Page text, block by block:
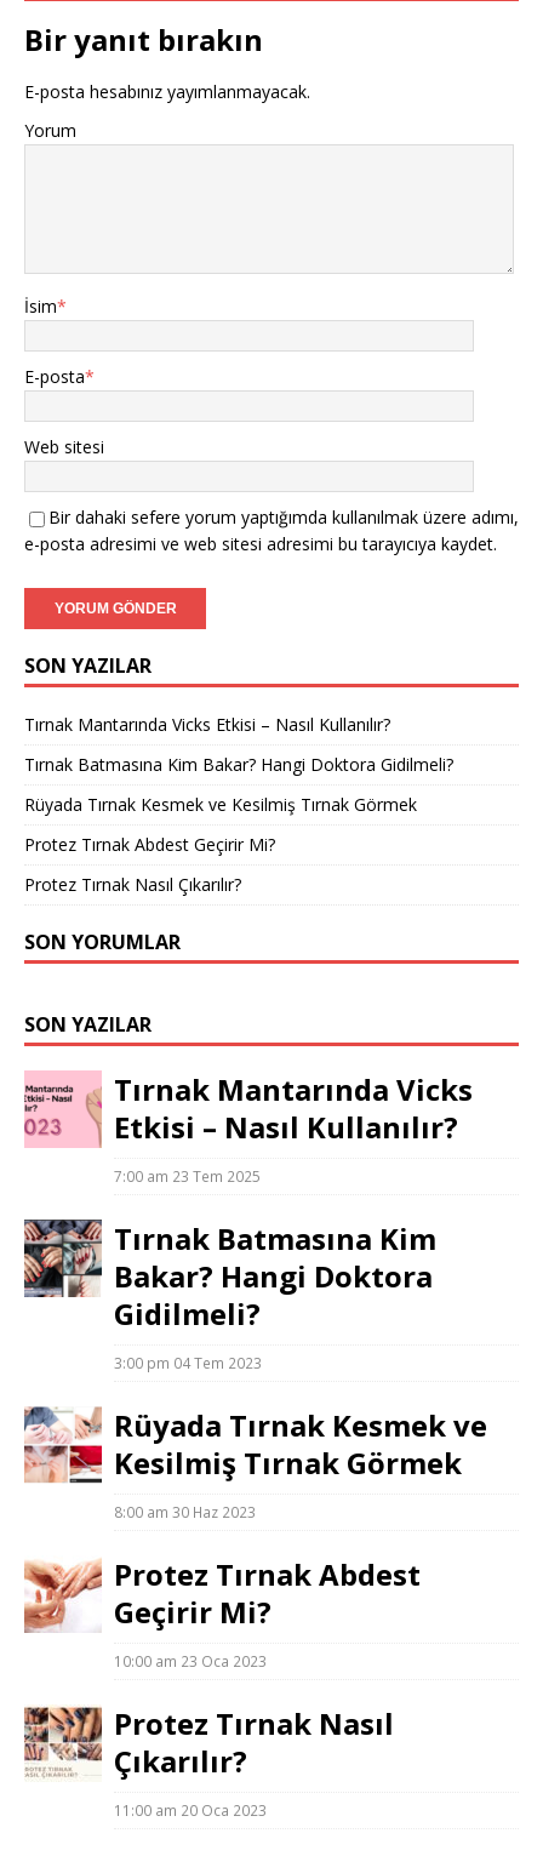
Bir yanıt bırakın
E-posta hesabınız yayımlanmayacak.
Yorum
İsim*
E-posta*
Web sitesi
Bir dahaki sefere yorum yaptığımda kullanılmak üzere adımı,
e-posta adresimi ve web sitesi adresimi bu tarayıcıya kaydet.
SON YAZILAR
Tırnak Mantarında Vicks Etkisi – Nasıl Kullanılır?
Tırnak Batmasına Kim Bakar? Hangi Doktora Gidilmeli?
Rüyada Tırnak Kesmek ve Kesilmiş Tırnak Görmek
Protez Tırnak Abdest Geçirir Mi?
Protez Tırnak Nasıl Çıkarılır?
SON YORUMLAR
SON YAZILAR
Tırnak Mantarında Vicks
Etkisi – Nasıl Kullanılır?
7:00 am 23 Tem 2025
Tırnak Batmasına Kim
Bakar? Hangi Doktora
Gidilmeli?
3:00 pm 04 Tem 2023
Rüyada Tırnak Kesmek ve
Kesilmiş Tırnak Görmek
8:00 am 30 Haz 2023
Protez Tırnak Abdest
Geçirir Mi?
10:00 am 23 Oca 2023
Protez Tırnak Nasıl
Çıkarılır?
11:00 am 20 Oca 2023